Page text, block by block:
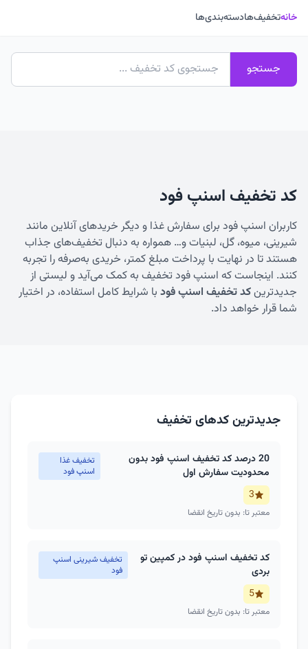
خانهتخفیف‌هادسته‌بندی‌ها
جستجو
کد تخفیف اسنپ فود
کاربران اسنپ فود برای سفارش غذا و دیگر خریدهای آنلاین مانند
شیرینی، میوه، گل، لبنیات و… همواره به دنبال تخفیف‌های جذاب
هستند تا در نهایت با پرداخت مبلغ کمتر، خریدی به‌صرفه را تجربه
کنند. اینجاست که اسنپ فود تخفیف به کمک می‌آید و لیستی از
جدیدترینکد تخفیف اسنپ فود با شرایط کامل استفاده، در اختیار
شما قرار خواهد داد.
جدیدترین کدهای تخفیف
20 درصد کد تخفیف اسنپ فود بدون
محدودیت سفارش اول
تخفیف غذا
اسنپ فود
3
معتبر تا: بدون تاریخ انقضا
کد تخفیف اسنپ فود در کمپین تو
بردی
تخفیف شیرینی اسنپ
فود
5
معتبر تا: بدون تاریخ انقضا